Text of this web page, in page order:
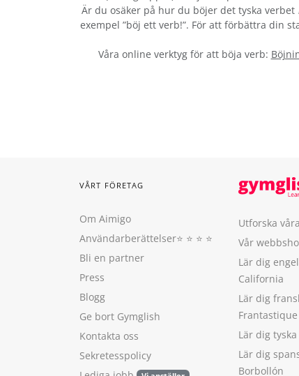
Är du osäker på hur du böjer det tyska verbet
exempel ”böj ett verb!”. För att förbättra din
Våra online verktyg för att böja verb:
VÅRT FÖRETAG
Om Aimigo
Användarberättelser⭐️ ⭐️ ⭐️ ⭐️
Bli en partner
Press
Blogg
Ge bort Gymglish
Kontakta oss
Sekretesspolicy
Utforska
Vår
Lär dig
California
Lär dig
Frantastique
Lär dig
Lär dig
Borbollón